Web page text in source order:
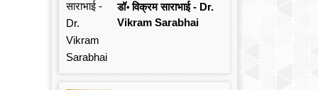
डॉ॰ विक्रम साराभाई - Dr.
Vikram Sarabhai